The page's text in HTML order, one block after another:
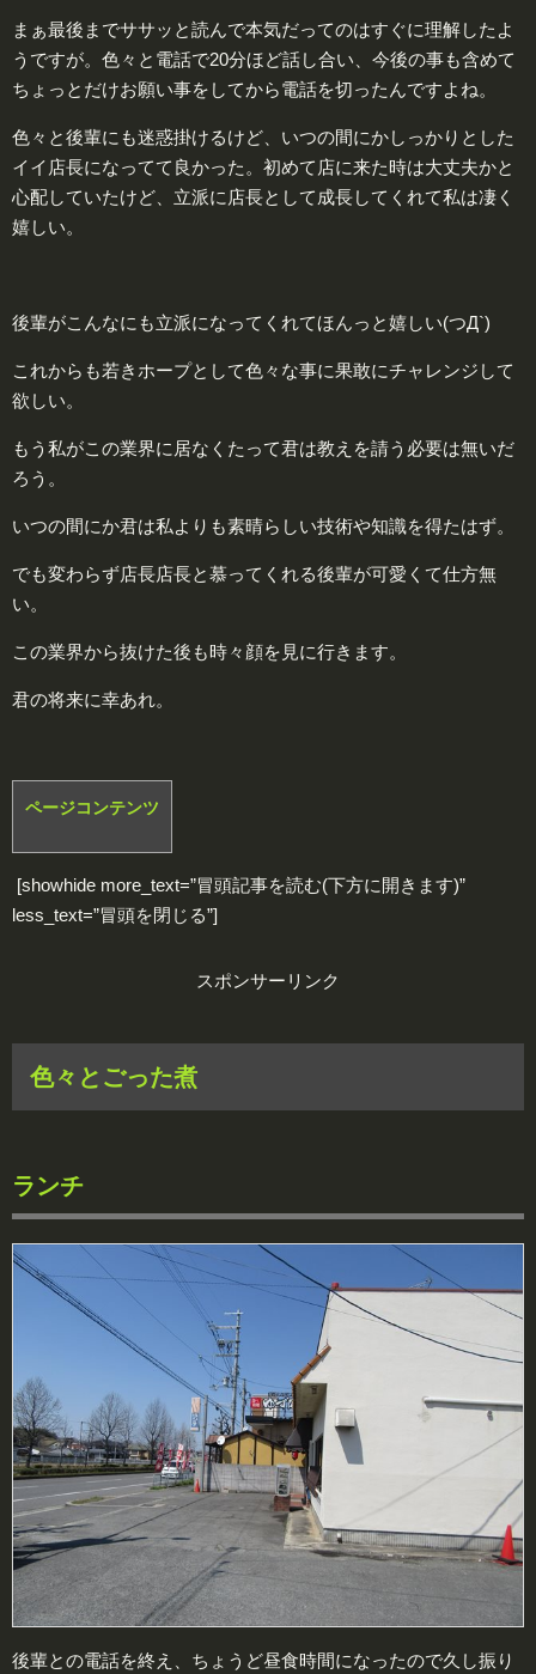
まぁ最後までササッと読んで本気だってのはすぐに理解したよ
うですが。色々と電話で20分ほど話し合い、今後の事も含めて
ちょっとだけお願い事をしてから電話を切ったんですよね。
色々と後輩にも迷惑掛けるけど、いつの間にかしっかりとした
イイ店長になってて良かった。初めて店に来た時は大丈夫かと
心配していたけど、立派に店長として成長してくれて私は凄く
嬉しい。
後輩がこんなにも立派になってくれてほんっと嬉しい(つД`)
これからも若きホープとして色々な事に果敢にチャレンジして
欲しい。
もう私がこの業界に居なくたって君は教えを請う必要は無いだ
ろう。
いつの間にか君は私よりも素晴らしい技術や知識を得たはず。
でも変わらず店長店長と慕ってくれる後輩が可愛くて仕方無
い。
この業界から抜けた後も時々顔を見に行きます。
君の将来に幸あれ。
ページコンテンツ
[showhide more_text=”冒頭記事を読む(下方に開きます)”
less_text=”冒頭を閉じる”]
スポンサーリンク
色々とごった煮
ランチ
後輩との電話を終え、ちょうど昼食時間になったので久し振り